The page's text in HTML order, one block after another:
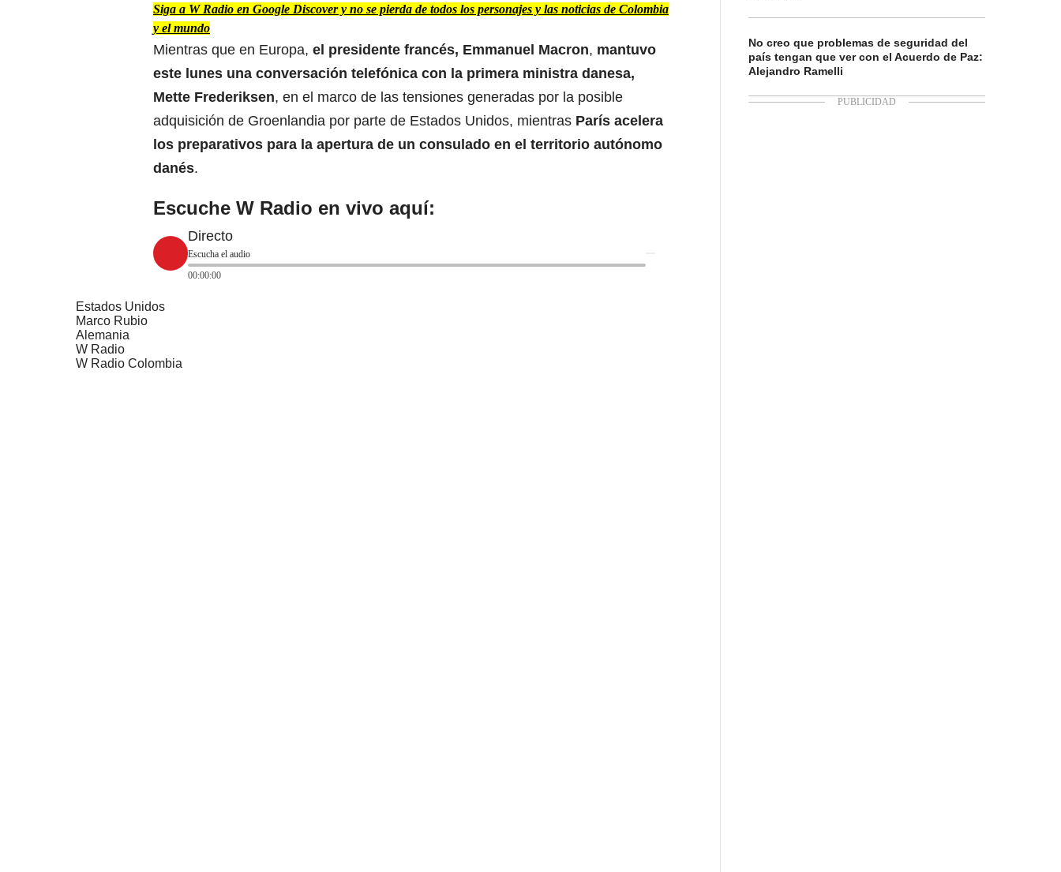
Siga a W Radio en Google Discover y no se pierda de todos los personajes y las noticias de Colombia
y el mundo
Mientras que en Europa, el presidente francés, Emmanuel Macron, mantuvo
este lunes una conversación telefónica con la primera ministra danesa,
Mette Frederiksen, en el marco de las tensiones generadas por la posible
adquisición de Groenlandia por parte de Estados Unidos, mientras París acelera
los preparativos para la apertura de un consulado en el territorio autónomo
danés.
Escuche W Radio en vivo aquí:
Directo
Escucha el audio
00:00:00
Estados Unidos
Marco Rubio
Alemania
W Radio
W Radio Colombia
No creo que problemas de seguridad del
país tengan que ver con el Acuerdo de Paz:
Alejandro Ramelli